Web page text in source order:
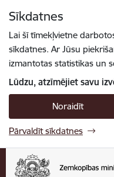
Sīkdatnes
Lai šī tīmekļvietne
sīkdatnes. Ar Jūsu
izmantotas statistikas un
Lūdzu, atzīmējiet savu
Noraidīt
Pārvaldīt sīkdatnes